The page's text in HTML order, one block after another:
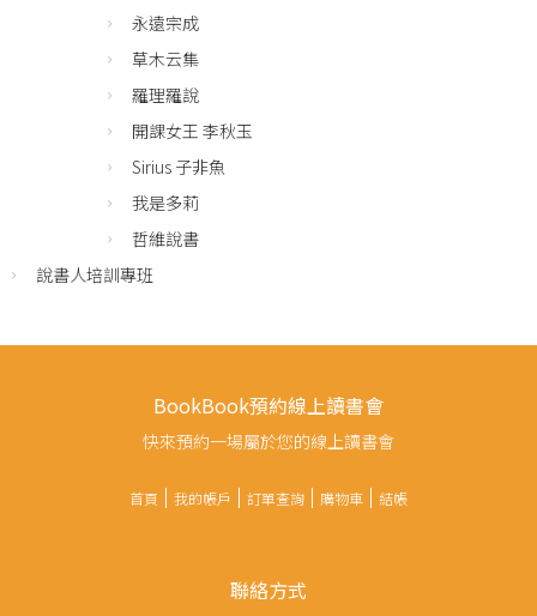
永遠宗成
草木云集
羅理羅說
開課女王 李秋玉
Sirius 子非魚
我是多莉
哲維說書
說書人培訓專班
BookBook預約線上讀書會
快來預約一場屬於您的線上讀書會
首頁 我的帳戶 訂單查詢 購物車 結帳
聯絡方式